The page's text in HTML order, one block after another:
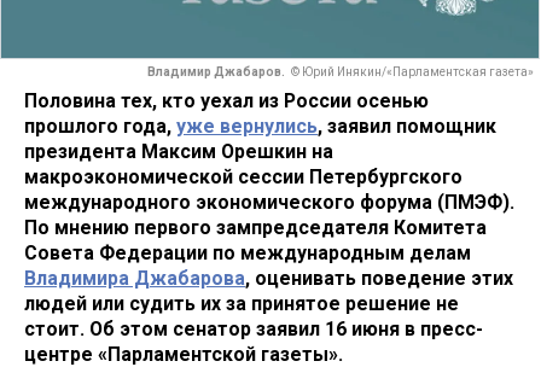
Владимир Джабаров. © Юрий Инякин/«Парламентская газета»
Половина тех, кто уехал из России осенью
прошлого года, уже вернулись, заявил помощник
президента Максим Орешкин на
макроэкономической сессии Петербургского
международного экономического форума (ПМЭФ).
По мнению первого зампредседателя Комитета
Совета Федерации по международным делам
Владимира Джабарова, оценивать поведение этих
людей или судить их за принятое решение не
стоит. Об этом сенатор заявил 16 июня в пресс-
центре «Парламентской газеты».